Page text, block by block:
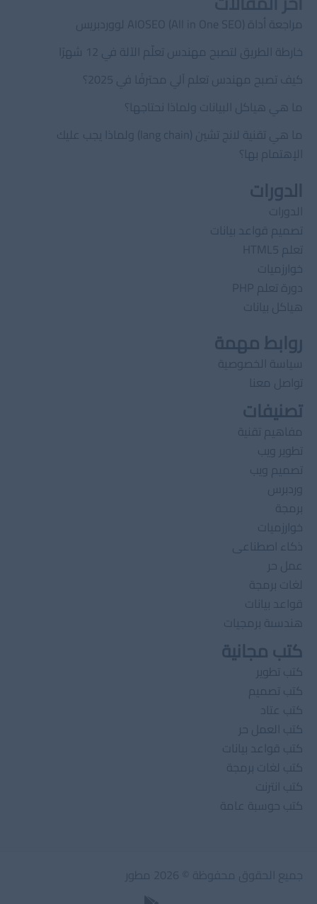
مراجعة أداة AIOSEO (All in One SEO) لووردبريس
خارطة الطريق لتصبح مهندس تعلّم الآلة في 12 شهرًا
كيف تصبح مهندس تعلم آلي محترفًا في 2025؟
ما هي هياكل البيانات ولماذا نحتاجها؟
ما هي تقنية لانج تشين (lang chain) ولماذا يجب عليك
الإهتمام بها؟
الدورات
الدورات
تصميم قواعد بيانات
تعلم HTML5
خوارزميات
دورة تعلم PHP
هياكل بيانات
روابط مهمة
سياسة الخصوصية
تواصل معنا
تصنيفات
مفاهيم تقنية
تطوير ويب
تصميم ويب
وردبرس
برمجة
خوارزميات
ذكاء اصطناعى
عمل حر
لغات برمجة
قواعد بيانات
هندسىة برمجيات
كتب مجانية
كتب تطوير
كتب تصميم
كتب عتاد
كتب العمل حر
كتب قواعد بيانات
كتب لغات برمجة
كتب انترنت
كتب حوسبة عامة